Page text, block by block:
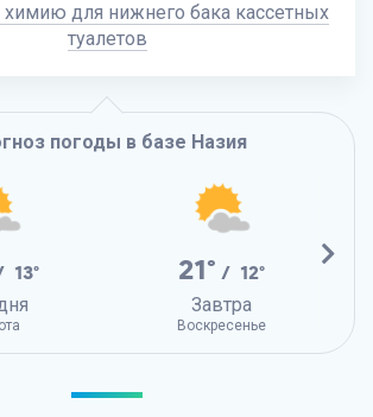
для нижнего бака кассетных
туалетов
погоды в базе Назия
13°
21° / 12°
Завтра
Воскресенье